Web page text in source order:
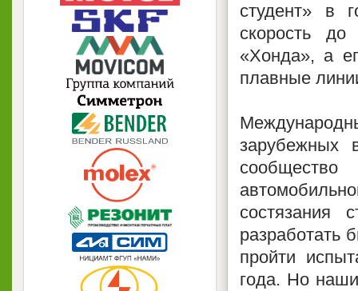
студент» в
скорость
«Хонда», а
плавные
зарубежных
состязания
разработать
пройти
года. Но